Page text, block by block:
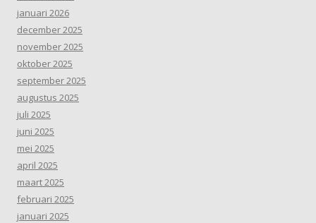
januari 2026
december 2025
november 2025
oktober 2025
september 2025
augustus 2025
juli 2025
juni 2025
mei 2025
april 2025
maart 2025
februari 2025
januari 2025